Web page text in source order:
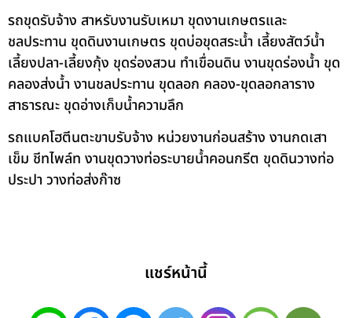
รถขุดรับจ้าง สาหรับงานรับเหมา ขุดงานเกษตรและ
ชลประทาน ขุดดินงานเกษตร ขุดบ่อขุดสระน้ำ เลี้ยงสัตว์น้ำ
เลี้ยงปลา-เลี้ยงกุ้ง ขุดร่องสวน ทำเขื่อนดิน งานขุดร่องน้ำ ขุด
คลองส่งน้ำ งานชลประทาน ขุดลอก คลอง-ขุดลอกลาราง
สาธารณะ ขุดอ่างเก็บน้ำความลึก
รถแบคโฮตีนตะขาบรับจ้าง หน่วยงานก่อนสร้าง งานกดเสา
เข็ม ชีทไพล์ท งานขุดวางท่อระบายน้ำคอนกรีต ขุดดินวางท่อ
ประปา วางท่อส่งก๊าซ
แชร์หน้านี้